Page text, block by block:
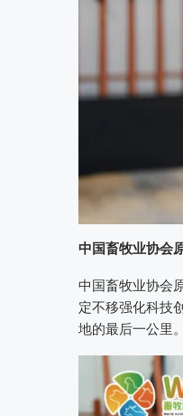
中国畜牧业协会
中国畜牧业协会
定不移强化科技
地的最后一公里